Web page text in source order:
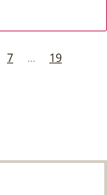
7 ...
19